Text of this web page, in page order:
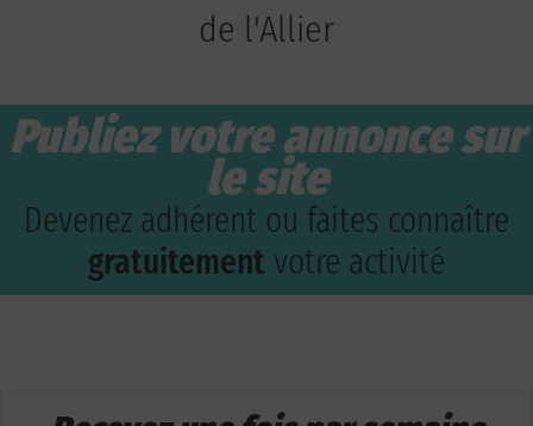
de l'Allier
Publiez votre annonce sur
le site
Devenez adhérent ou faites connaître
gratuitement votre activité